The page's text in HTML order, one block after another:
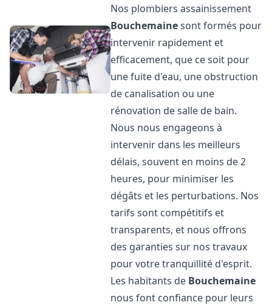
Nos plombiers assainissement
Bouchemainesont formés pour
intervenir rapidement et
efficacement, que ce soit pour
une fuite d'eau, une obstruction
de canalisation ou une
rénovation de salle de bain.
Nous nous engageons à
intervenir dans les meilleurs
délais, souvent en moins de 2
heures, pour minimiser les
dégâts et les perturbations. Nos
tarifs sont compétitifs et
transparents, et nous offrons
des garanties sur nos travaux
pour votre tranquillité d'esprit.
Les habitants de Bouchemaine
nous font confiance pour leurs